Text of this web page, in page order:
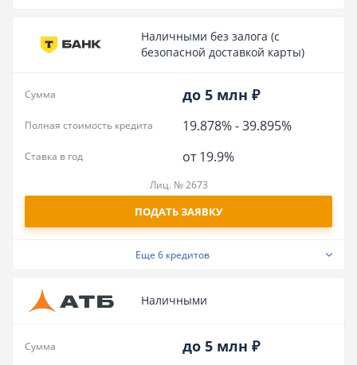
Наличными без залога (с
безопасной доставкой карты)
до 5 млн ₽
Сумма
19.878%-39.895%
Полная стоимость кредита
от 19.9%
Ставка в год
Лиц. № 2673
ПОДАТЬ ЗАЯВКУ
Еще 6 кредитов
Наличными
до 5 млн ₽
Сумма